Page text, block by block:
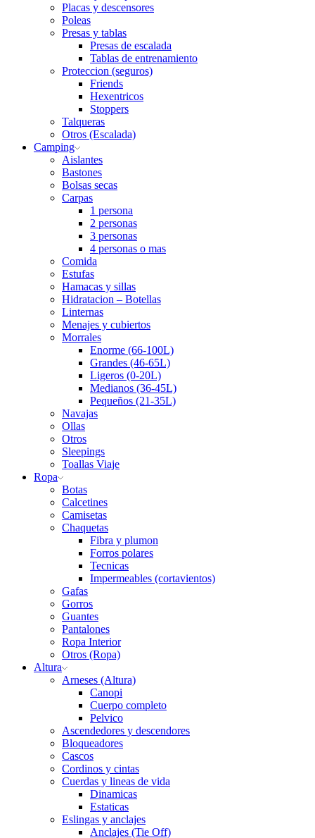
Placas y descensores
Poleas
Presas y tablas
Presas de escalada
Tablas de entrenamiento
Proteccion (seguros)
Friends
Hexentricos
Stoppers
Talqueras
Otros (Escalada)
Camping
Aislantes
Bastones
Bolsas secas
Carpas
1 persona
2 personas
3 personas
4 personas o mas
Comida
Estufas
Hamacas y sillas
Hidratacion – Botellas
Linternas
Menajes y cubiertos
Morrales
Enorme (66-100L)
Grandes (46-65L)
Ligeros (0-20L)
Medianos (36-45L)
Pequeños (21-35L)
Navajas
Ollas
Otros
Sleepings
Toallas Viaje
Ropa
Botas
Calcetines
Camisetas
Chaquetas
Fibra y plumon
Forros polares
Tecnicas
Impermeables (cortavientos)
Gafas
Gorros
Guantes
Pantalones
Ropa Interior
Otros (Ropa)
Altura
Arneses (Altura)
Canopi
Cuerpo completo
Pelvico
Ascendedores y descendores
Bloqueadores
Cascos
Cordinos y cintas
Cuerdas y lineas de vida
Dinamicas
Estaticas
Eslingas y anclajes
Anclajes (Tie Off)